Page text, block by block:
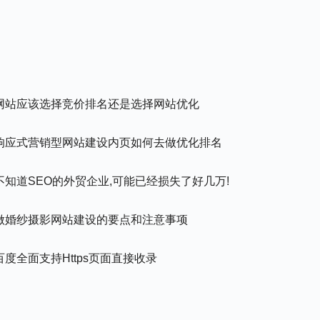
站应该选择竞价排名还是选择网站优化
应式营销型网站建设内页如何去做优化排名
知道SEO的外贸企业,可能已经损失了好几万!
婚纱摄影网站建设的要点和注意事项
度全面支持https页面直接收录